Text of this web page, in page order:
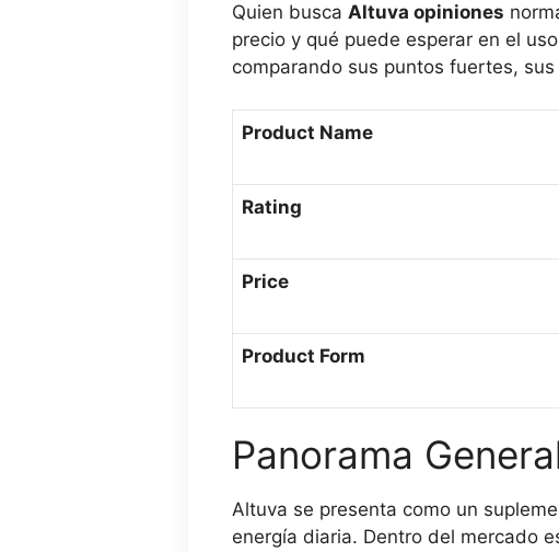
Quien busca Altuva opiniones
precio y qué puede esperar en el
comparando sus puntos fuertes,
Product Name
Rating
Price
Product Form
Panorama
Altuva se presenta como un
energía diaria. Dentro del mercado